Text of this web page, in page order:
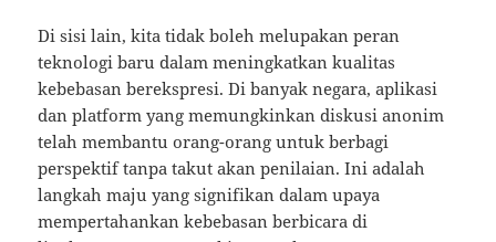
Di sisi lain, kita tidak boleh melupakan peran
teknologi baru dalam meningkatkan kualitas
kebebasan berekspresi. Di banyak negara, aplikasi
dan platform yang memungkinkan diskusi anonim
telah membantu orang-orang untuk berbagi
perspektif tanpa takut akan penilaian. Ini adalah
langkah maju yang signifikan dalam upaya
mempertahankan kebebasan berbicara di